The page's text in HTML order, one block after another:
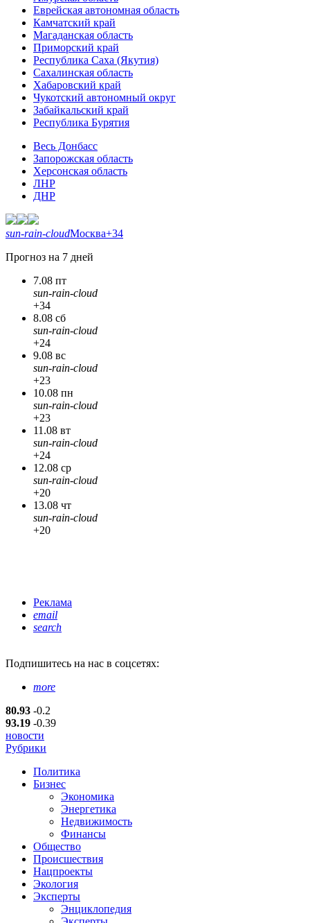
Еврейская автономная область
Камчатский край
Магаданская область
Приморский край
Республика Саха (Якутия)
Сахалинская область
Хабаровский край
Чукотский автономный округ
Забайкальский край
Республика Бурятия
Весь Донбасс
Запорожская область
Херсонская область
ЛНР
ДНР
sun-rain-cloudМосква+34
Прогноз на 7 дней
7.08 пт
sun-rain-cloud
+34
8.08 сб
sun-rain-cloud
+24
9.08 вс
sun-rain-cloud
+23
10.08 пн
sun-rain-cloud
+23
11.08 вт
sun-rain-cloud
+24
12.08 ср
sun-rain-cloud
+20
13.08 чт
sun-rain-cloud
+20
Реклама
email
search
Подпишитесь на нас в соцсетях:
more
80.93 -0.2
93.19 -0.39
новости
Рубрики
Политика
Бизнес
Экономика
Энергетика
Недвижимость
Финансы
Общество
Происшествия
Нацпроекты
Экология
Эксперты
Энциклопедия